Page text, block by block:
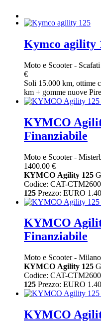
Kymco agility
Moto e Scooter-
€
Soli 15.000 km, ottime
km + gomme nuove
KYMCO
Finanziabile
Moto e Scooter-
1400.00 €
KYMCO Agility 125
Codice: CAT-
125 Prezzo: EURO
KYMCO
Finanziabile
Moto e Scooter-
KYMCO Agility 125
Codice: CAT-
125 Prezzo: EURO
KYMCO